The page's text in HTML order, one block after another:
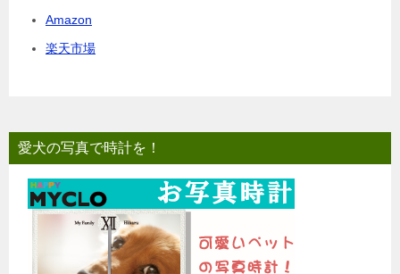
Amazon
楽天市場
愛犬の写真で時計を！